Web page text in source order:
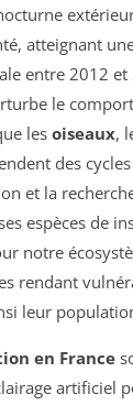
atteignant
entre 2012
le
les oiseaux,
des
et la
espèces de
notre
rendant
leur
en France
artificiel